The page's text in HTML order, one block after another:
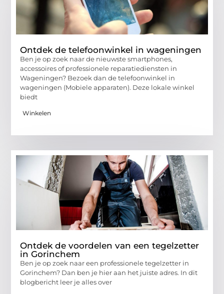
Ontdek de telefoonwinkel in wageningen
Ben je op zoek naar de nieuwste smartphones,
accessoires of professionele reparatiediensten in
Wageningen? Bezoek dan de telefoonwinkel in
wageningen (Mobiele apparaten). Deze lokale winkel
biedt
Winkelen
Ontdek de voordelen van een tegelzetter
in Gorinchem
Ben je op zoek naar een professionele tegelzetter in
Gorinchem? Dan ben je hier aan het juiste adres. In dit
blogbericht leer je alles over